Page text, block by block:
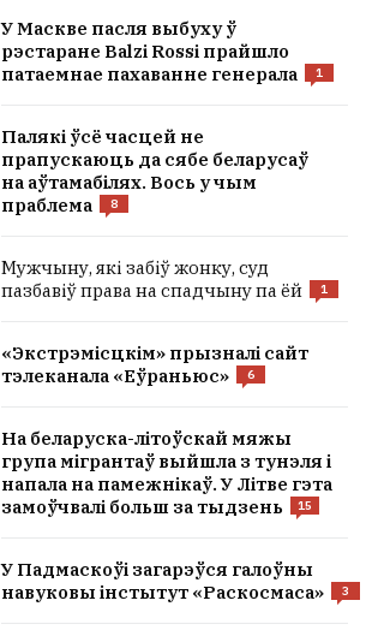
У Маскве пасля выбуху ў
рэстаране Balzi Rossi прайшло
патаемнае пахаванне генерала
1
Палякі ўсё часцей не
прапускаюць да сябе беларусаў
на аўтамабілях. Вось у чым
праблема
8
Мужчыну, які забіў жонку, суд
пазбавіў права на спадчыну па ёй
1
«Экстрэмісцкім» прызналі сайт
тэлеканала «Еўраньюс»
6
На беларуска-літоўскай мяжы
група мігрантаў выйшла з тунэля і
напала на памежнікаў. У Літве гэта
замоўчвалі больш за тыдзень
15
У Падмаскоўі загарэўся галоўны
навуковы інстытут «Раскосмаса»
3